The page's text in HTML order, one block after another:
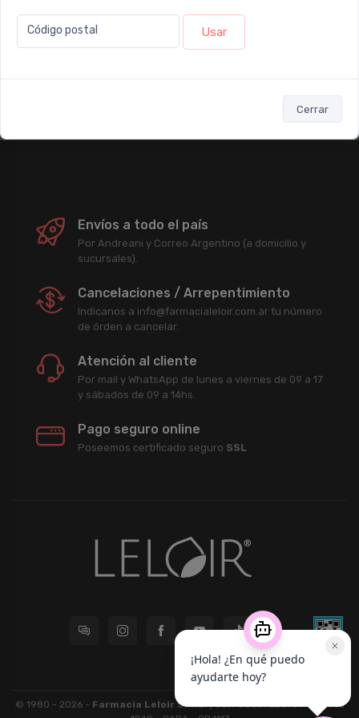
Código postal Usar
Cerrar
Enterate antes que nadie de nuestras promociones, descuentos y
Envíos a todo el país
Por Andreani y Correo Argentino (a domicilio y
sucursales).
Cancelaciones / Arrepentimiento
Indicanos a info@farmacialeloir.com.ar tu número
de órden a cancelar.
Atención al cliente
Por mail y WhatsApp de lunes a viernes de 09 a 17
y sábados de 09 a 14hs.
Pago seguro online
Poseemos certificado seguro SSL
© 1980 - 2026 - Farmacia Leloir S.R.L.| CUIT 33609220789 - Larrea